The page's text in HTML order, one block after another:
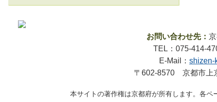
お問い合わせ先：
TEL：075-414-
E-Mail： shizen-
〒602-8570 京都市上
本サイトの著作権は京都府が所有します。各ペ